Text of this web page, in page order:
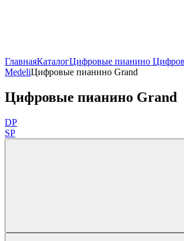
ГлавнаяКаталогЦифровые пианино
MedeliЦифровые пианино Grand
Цифровые пианино Grand
DP
SP